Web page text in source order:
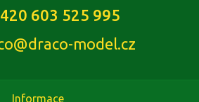
603 525 995
model.cz
Informace